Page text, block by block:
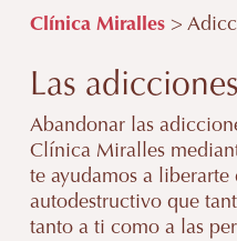
Clínica Miralles>
Las adicciones
Abandonar las
Clínica Miralles
te ayudamos a
autodestructivo que
tanto a ti como a las